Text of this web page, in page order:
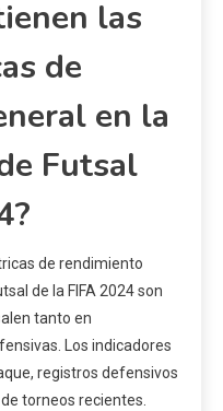
las
de
en la
Futsal
de rendimiento
de la FIFA 2024 son
tanto en
Los indicadores
registros defensivos
torneos recientes.